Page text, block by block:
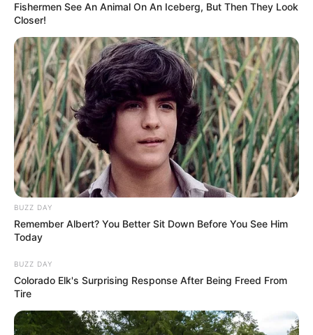
Fishermen See An Animal On An Iceberg, But Then They Look
Closer!
BUZZ DAY
Remember Albert? You Better Sit Down Before You See Him
Today
BUZZ DAY
Colorado Elk's Surprising Response After Being Freed From
Tire